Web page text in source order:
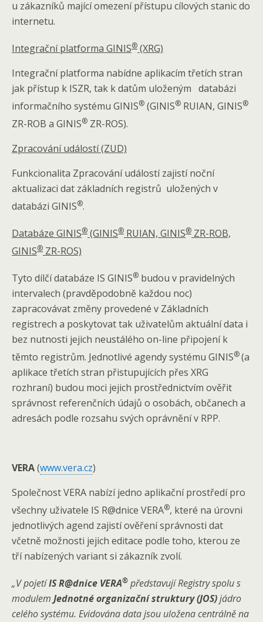
u zákazníků mající omezení přístupu cílových stanic do
internetu.
Integrační platforma GINIS® (XRG)
Integrační platforma nabídne aplikacím třetích stran
jak přístup k ISZR, tak k datům uloženým databázi
informačního systému GINIS® (GINIS® RUIAN, GINIS®
ZR-ROB a GINIS® ZR-ROS).
Zpracování událostí (ZUD)
Funkcionalita Zpracování událostí zajistí noční
aktualizaci dat základních registrů uložených v
databázi GINIS®.
Databáze GINIS® (GINIS® RUIAN, GINIS® ZR-ROB,
GINIS® ZR-ROS)
Tyto dílčí databáze IS GINIS® budou v pravidelných
intervalech (pravděpodobně každou noc)
zapracovávat změny provedené v Základních
registrech a poskytovat tak uživatelům aktuální data i
bez nutnosti jejich neustálého on-line připojení k
těmto registrům. Jednotlivé agendy systému GINIS®(a
aplikace třetích stran přistupujících přes XRG
rozhraní) budou moci jejich prostřednictvím ověřit
správnost referenčních údajů o osobách, občanech a
adresách podle rozsahu svých oprávnění v RPP.
VERA(www.vera.cz)
Společnost VERA nabízí jedno aplikační prostředí pro
všechny uživatele IS R@dnice VERA®, které na úrovni
jednotlivých agend zajistí ověření správnosti dat
včetně možnosti jejich editace podle toho, kterou ze
tří nabízených variant si zákazník zvolí.
„V pojetíIS R@dnice VERA® představují Registry spolu s
modulemJednotné organizační struktury (JOS)jádro
celého systému. Evidována data jsou uložena centrálně na